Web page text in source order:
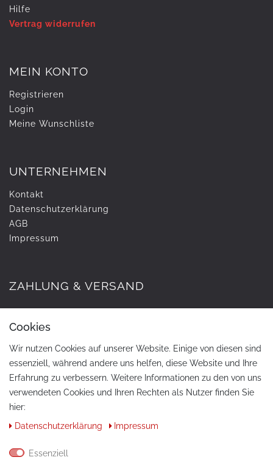
Hilfe
Vertrag widerrufen
MEIN KONTO
Registrieren
Login
Meine Wunschliste
UNTERNEHMEN
Kontakt
Daten­schutz­erklärung
AGB
Impressum
ZAHLUNG & VERSAND
Cookies
Wir nutzen Cookies auf unserer Website. Einige von diesen sind
essenziell, während andere uns helfen, diese Website und Ihre
Erfahrung zu verbessern. Weitere Informationen zu den von uns
verwendeten Cookies und Ihren Rechten als Nutzer finden Sie
hier:
Daten­schutz­erklärung
Impressum
Essenziell